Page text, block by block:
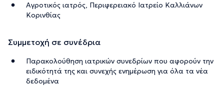
Αγροτικός ιατρός, Περιφερειακό Ιατρείο Καλλιάνων
Κορινθίας
Συμμετοχή σε συνέδρια
Παρακολούθηση ιατρικών συνεδρίων που αφορούν την
ειδικότητά της και συνεχής ενημέρωση για όλα τα νέα
δεδομένα